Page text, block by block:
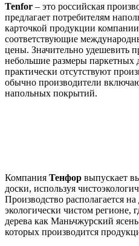
Tenfor – это российская
предлагает потребителям
карточкой продукции компании
соответствующие
цены. Значительно удешевить
небольшие размеры паркетных
практически отсутствуют
обычно производители
напольных покрытий.
Компания Тенфор выпускает
доски, используя
Производство располагается
экологически чистом регионе,
дерева как Маньчжурский
которых производится